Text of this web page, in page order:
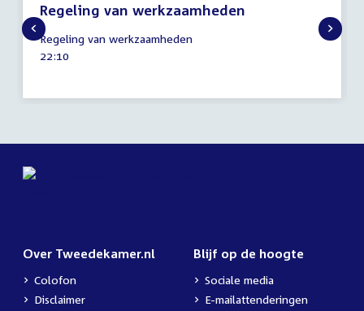
Regeling van werkzaamheden
7
mei
2020
Regeling van werkzaamheden
Tijd
22:10
Over Tweedekamer.nl
Colofon
Disclaimer
Blijf op de hoogte
Sociale media
E-mailattenderingen